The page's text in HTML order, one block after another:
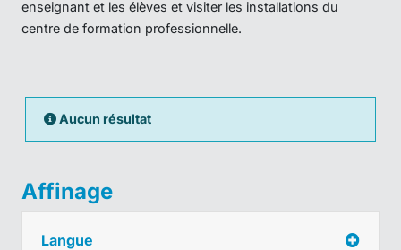
enseignant et les élèves et visiter les installations du
centre de formation professionnelle.
Aucun résultat
Affinage
Langue